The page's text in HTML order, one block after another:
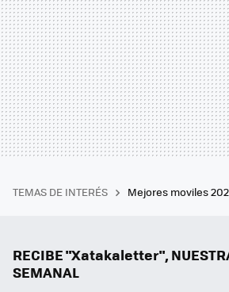
TEMAS DE INTERÉS Mejores moviles
RECIBE "Xatakaletter",
SEMANAL